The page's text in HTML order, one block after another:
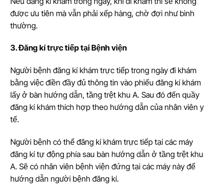
được ưu tiên mà vẫn phải xếp hàng, chờ đợi như bình
thường.
3. Đăng kí trực tiếp tại Bệnh viện
Người bệnh đăng kí khám trực tiếp trong ngày đi khám
bằng việc điền đầy đủ thông tin vào phiếu đăng kí khám
lấy ở bàn hướng dẫn, tầng trệt khu A. Sau đó đến quầy
đăng kí khám thích hợp theo hướng dẫn của nhân viên y
tế.
Người bệnh có thể đăng kí khám trực tiếp tại các máy
đăng kí tự động phía sau bàn hướng dẫn ở tầng trệt khu
A. Sẽ có nhân viên bệnh viện đứng tại các máy này để
hướng dẫn người bệnh đăng kí.